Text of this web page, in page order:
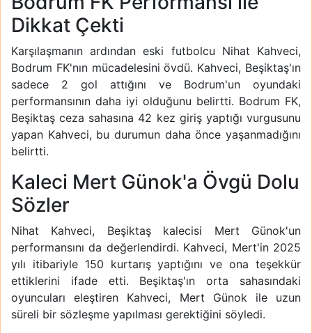
Dikkat Çekti
Karşılaşmanın ardından eski futbolcu Nihat Kahveci,
Bodrum FK'nın mücadelesini övdü. Kahveci, Beşiktaş'ın
sadece 2 gol attığını ve Bodrum'un oyundaki
performansının daha iyi olduğunu belirtti. Bodrum FK,
Beşiktaş ceza sahasına 42 kez giriş yaptığı vurgusunu
yapan Kahveci, bu durumun daha önce yaşanmadığını
belirtti.
Kaleci Mert Günok'a Övgü Dolu
Sözler
Nihat Kahveci, Beşiktaş kalecisi Mert Günok'un
performansını da değerlendirdi. Kahveci, Mert'in 2025
yılı itibariyle 150 kurtarış yaptığını ve ona teşekkür
ettiklerini ifade etti. Beşiktaş'ın orta sahasındaki
oyuncuları eleştiren Kahveci, Mert Günok ile uzun
süreli bir sözleşme yapılması gerektiğini söyledi.